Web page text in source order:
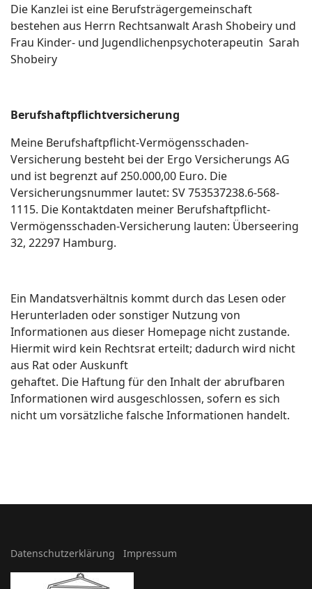
Die Kanzlei ist eine Berufsträgergemeinschaft
bestehen aus Herrn Rechtsanwalt Arash Shobeiry und
Frau Kinder- und Jugendlichenpsychoterapeutin Sarah
Shobeiry
Berufshaftpflichtversicherung
Meine Berufshaftpflicht-Vermögensschaden-
Versicherung besteht bei der Ergo Versicherungs AG
und ist begrenzt auf 250.000,00 Euro. Die
Versicherungsnummer lautet: SV 753537238.6-568-
1115. Die Kontaktdaten meiner Berufshaftpflicht-
Vermögensschaden-Versicherung lauten: Überseering
32, 22297 Hamburg.
Ein Mandatsverhältnis kommt durch das Lesen oder
Herunterladen oder sonstiger Nutzung von
Informationen aus dieser Homepage nicht zustande.
Hiermit wird kein Rechtsrat erteilt; dadurch wird nicht
aus Rat oder Auskunft
gehaftet. Die Haftung für den Inhalt der abrufbaren
Informationen wird ausgeschlossen, sofern es sich
nicht um vorsätzliche falsche Informationen handelt.
Datenschutzerklärung Impressum